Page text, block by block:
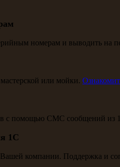
номерам и выводить на
или мойки.
с помощью СМС сообщений из
1С
компании. Поддержка и